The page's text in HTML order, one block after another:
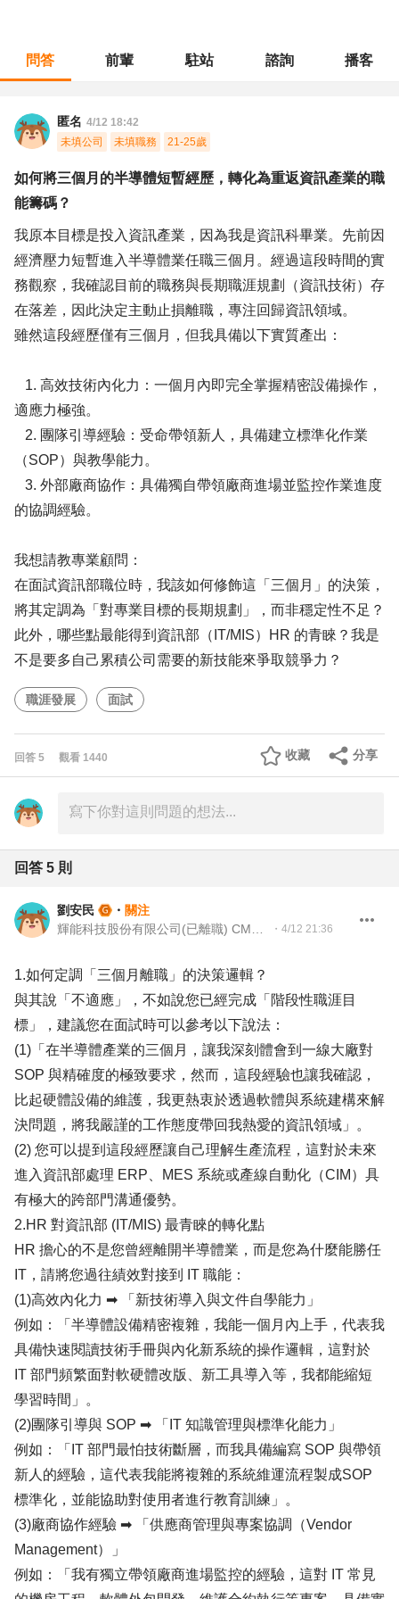
問答 前輩 駐站 諮詢 播客
匿名 4/12 18:42
未填公司
未填職務 21-25歲
如何將三個月的半導體短暫經歷，轉化為重返資訊產業的職
能籌碼？
我原本目標是投入資訊產業，因為我是資訊科畢業。先前因
經濟壓力短暫進入半導體業任職三個月。經過這段時間的實
務觀察，我確認目前的職務與長期職涯規劃（資訊技術）存
在落差，因此決定主動止損離職，專注回歸資訊領域。
雖然這段經歷僅有三個月，但我具備以下實質產出：
1. 高效技術內化力：一個月內即完全掌握精密設備操作，
適應力極強。
2. 團隊引導經驗：受命帶領新人，具備建立標準化作業
（SOP）與教學能力。
3. 外部廠商協作：具備獨自帶領廠商進場並監控作業進度
的協調經驗。
我想請教專業顧問：
在面試資訊部職位時，我該如何修飾這「三個月」的決策，
將其定調為「對專業目標的長期規劃」，而非穩定性不足？
此外，哪些點最能得到資訊部（IT/MIS）HR 的青睞？我是
不是要多自己累積公司需要的新技能來爭取競爭力？
職涯發展 面試
回答 5 觀看 1440 分享
收藏
回答 5 則
劉安民 ・ 關注
・ 4/12 21:36
1.如何定調「三個月離職」的決策邏輯？
與其說「不適應」，不如說您已經完成「階段性職涯目
標」，建議您在面試時可以參考以下說法：
(1)「在半導體產業的三個月，讓我深刻體會到一線大廠對
SOP 與精確度的極致要求，然而，這段經驗也讓我確認，
比起硬體設備的維護，我更熱衷於透過軟體與系統建構來解
決問題，將我嚴謹的工作態度帶回我熱愛的資訊領域」。
(2) 您可以提到這段經歷讓自己理解生產流程，這對於未來
進入資訊部處理 ERP、MES 系統或產線自動化（CIM）具
有極大的跨部門溝通優勢。
2.HR 對資訊部 (IT/MIS) 最青睞的轉化點
HR 擔心的不是您曾經離開半導體業，而是您為什麼能勝任
IT，請將您過往績效對接到 IT 職能：
(1)高效內化力 ➡ 「新技術導入與文件自學能力」
例如：「半導體設備精密複雜，我能一個月內上手，代表我
具備快速閱讀技術手冊與內化新系統的操作邏輯，這對於
IT 部門頻繁面對軟硬體改版、新工具導入等，我都能縮短
學習時間」。
(2)團隊引導與 SOP ➡ 「IT 知識管理與標準化能力」
例如：「IT 部門最怕技術斷層，而我具備編寫 SOP 與帶領
新人的經驗，這代表我能將複雜的系統維運流程製成SOP
標準化，並能協助對使用者進行教育訓練」。
(3)廠商協作經驗 ➡ 「供應商管理與專案協調（Vendor
Management）」
例如：「我有獨立帶領廠商進場監控的經驗，這對 IT 常見